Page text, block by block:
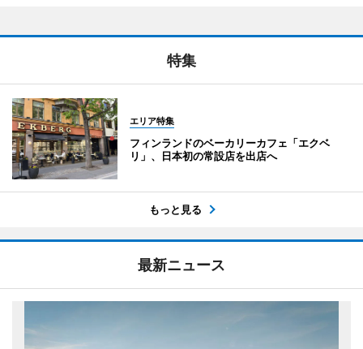
特集
エリア特集
フィンランドのベーカリーカフェ「エクベ
リ」、日本初の常設店を出店へ
もっと見る
最新ニュース